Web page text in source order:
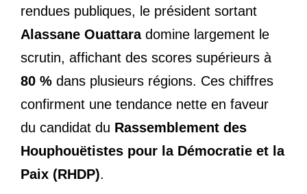
rendues publiques, le président sortant
Alassane Ouattaradomine largement le
scrutin, affichant des scores supérieurs à
80 % dans plusieurs régions. Ces chiffres
confirment une tendance nette en faveur
du candidat du Rassemblement des
Houphouëtistes pour la Démocratie et la
Paix (RHDP).